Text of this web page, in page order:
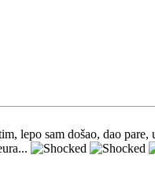
lepo sam došao, dao